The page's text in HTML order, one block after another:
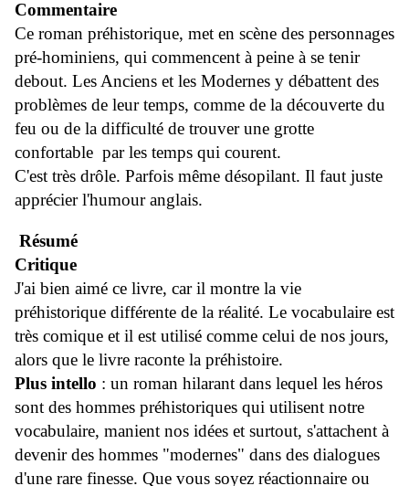
Commentaire
Ce roman préhistorique, met en scène des personnages
pré-hominiens, qui commencent à peine à se tenir
debout. Les Anciens et les Modernes y débattent des
problèmes de leur temps, comme de la découverte du
feu ou de la difficulté de trouver une grotte
confortable par les temps qui courent.
C'est très drôle. Parfois même désopilant. Il faut juste
apprécier l'humour anglais.
Résumé
Critique
J'ai bien aimé ce livre, car il montre la vie
préhistorique différente de la réalité. Le vocabulaire est
très comique et il est utilisé comme celui de nos jours,
alors que le livre raconte la préhistoire.
Plus intello : un roman hilarant dans lequel les héros
sont des hommes préhistoriques qui utilisent notre
vocabulaire, manient nos idées et surtout, s'attachent à
devenir des hommes "modernes" dans des dialogues
d'une rare finesse. Que vous soyez réactionnaire ou